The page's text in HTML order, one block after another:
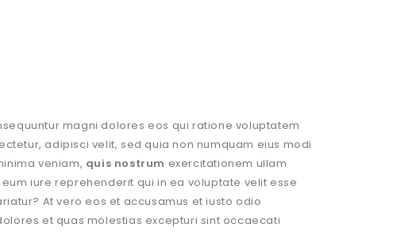
magni dolores eos qui ratione voluptatem
adipisci velit, sed quia non numquam eius modi
veniam, quis nostrum exercitationem ullam
iure reprehenderit qui in ea voluptate velit esse
At vero eos et accusamus et iusto odio
et quas molestias excepturi sint occaecati